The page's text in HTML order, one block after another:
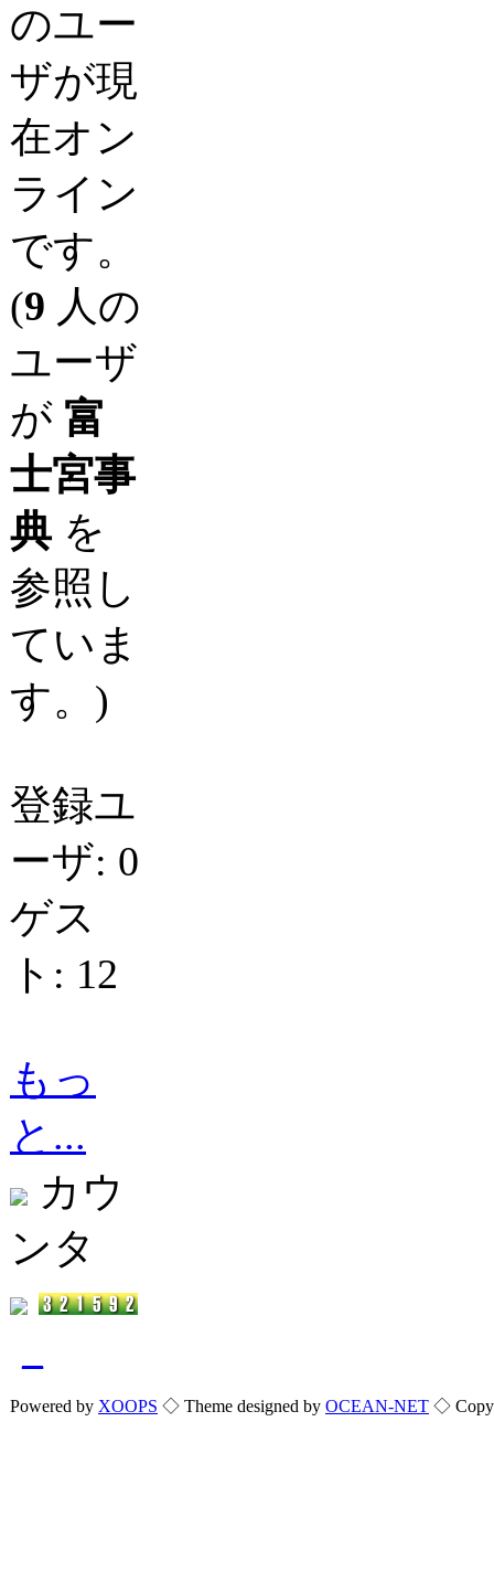
のユー
ザが現
在オン
ライン
です。
(9 人の
ユーザ
が 富
士宮事
典 を
参照し
ていま
す。)
登録ユ
ーザ: 0
ゲス
ト: 12
もっ
と...
カウ
ンタ
Powered by XOOPS ◇ Theme designed by OCEAN-NET ◇